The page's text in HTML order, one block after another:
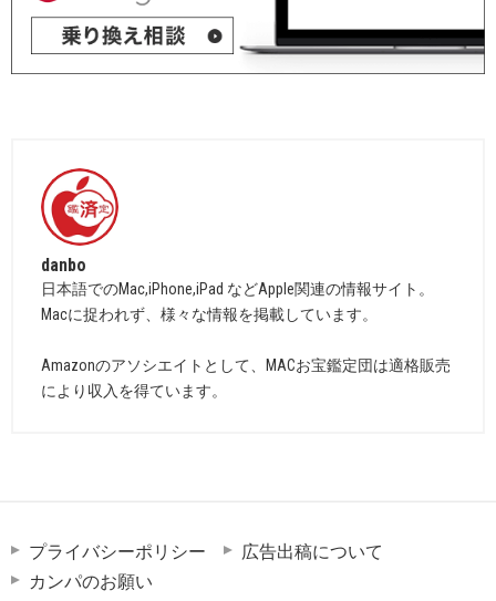
danbo
日本語でのMac,iPhone,iPad などApple関連の情報サイト。
Macに捉われず、様々な情報を掲載しています。
Amazonのアソシエイトとして、MACお宝鑑定団は適格販売
により収入を得ています。
プライバシーポリシー
広告出稿について
カンパのお願い